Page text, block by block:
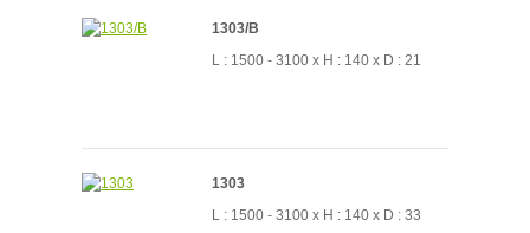
1303/B
L : 1500 - 3100 x H : 140 x D : 21
1303
L : 1500 - 3100 x H : 140 x D : 33